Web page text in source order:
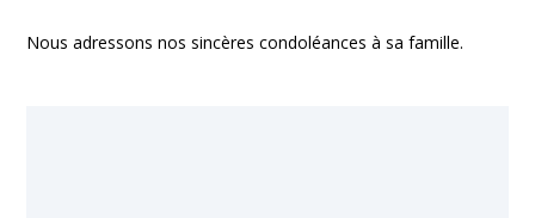
Nous adressons nos sincères condoléances à sa famille.